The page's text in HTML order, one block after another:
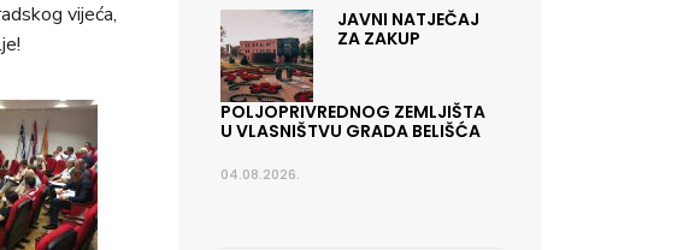
vijeća,
JAVNI NATJEČAJ
ZA ZAKUP
POLJOPRIVREDNOG ZEMLJIŠTA
U VLASNIŠTVU GRADA BELIŠĆA
04.08.2026.